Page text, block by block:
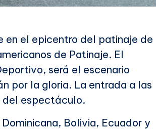
en el epicentro del patinaje de
de Patinaje. El
será el escenario
por la gloria. La entrada a las
del espectáculo.
Bolivia, Ecuador y